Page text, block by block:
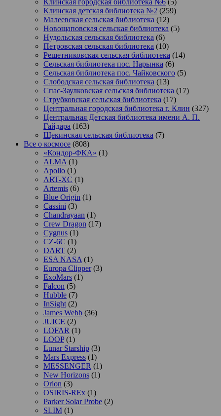
Клинская детская библиотека №2 (259)
Малеевская сельская библиотека (12)
Новощаповская сельская библиотека (5)
Нудольская сельская библиотека (6)
Петровская сельская библиотека (10)
Решетниковская сельская библиотека (14)
Сельская библиотека пос. Нарынка (6)
Сельская библиотека пос. Чайковского (5)
Слободская сельская библиотека (13)
Спас-Заулковская сельская библиотека (17)
Струбковская сельская библиотека (17)
Центральная городская библиотека г. Клин (327)
Центральная Детская библиотека имени А. П.
Гайдара (163)
Щекинская сельская библиотека (7)
Все о космосе (808)
«Кондор-ФКА» (1)
ALMA (1)
Apollo (1)
ART-XC (1)
Artemis (6)
Blue Origin (1)
Cassini (3)
Chandrayaan (1)
Crew Dragon (17)
Cygnus (1)
CZ-6C (1)
DART (2)
ESA NASA (1)
Europa Clipper(3)
ExoMars (1)
Falcon (5)
Hubble (7)
InSight (2)
James Webb (36)
JUICE (2)
LOFAR (1)
LOOP(1)
Lunar Starship (3)
Mars Express (1)
MESSENGER (1)
New Horizons (1)
Orion (3)
OSIRIS-REx (1)
Parker Solar Probe (2)
SLIM (1)